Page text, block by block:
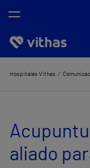
Nosotros
Servicios de salud
Equipo médico y
Hospitales Vithas
aliado